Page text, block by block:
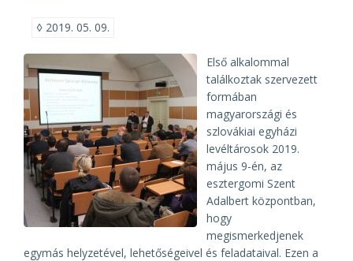
◊ 2019. 05. 09.
Első alkalommal
találkoztak szervezett
formában
magyarországi és
szlovákiai egyházi
levéltárosok 2019.
május 9-én, az
esztergomi Szent
Adalbert központban,
hogy
megismerkedjenek
egymás helyzetével, lehetőségeivel és feladataival. Ezen a